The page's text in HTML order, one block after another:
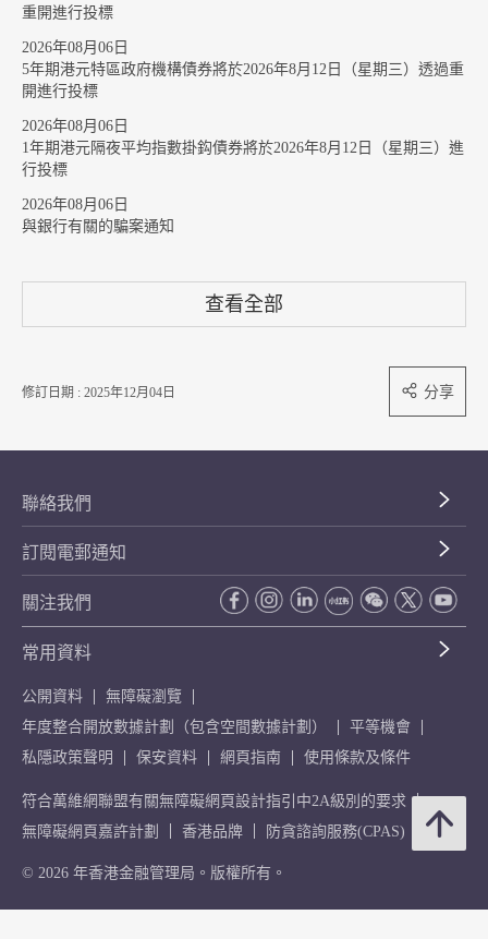
重開進行投標
2026年08月06日
5年期港元特區政府機構債券將於2026年8月12日（星期三）透過重
開進行投標
2026年08月06日
1年期港元隔夜平均指數掛鈎債券將於2026年8月12日（星期三）進
行投標
2026年08月06日
與銀行有關的騙案通知
查看全部
修訂日期 : 2025年12月04日 分享
聯絡我們
訂閱電郵通知
關注我們
常用資料
公開資料
無障礙瀏覽
年度整合開放數據計劃（包含空間數據計劃）
平等機會
私隱政策聲明
保安資料 網頁指南 使用條款及條件
符合萬維網聯盟有關無障礙網頁設計指引中2A級別的要求
無障礙網頁嘉許計劃
香港品牌 防貪諮詢服務(CPAS)
© 2026 年香港金融管理局。版權所有。